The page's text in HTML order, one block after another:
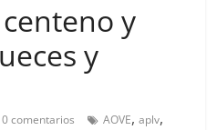
y
y
0 comentarios AOVE,aplv,